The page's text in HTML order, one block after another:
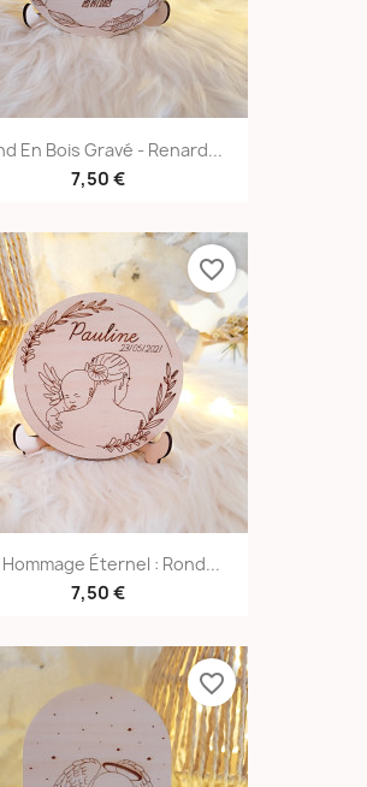
En Bois Gravé - Renard...
7,50 €
Hommage Éternel : Rond...
7,50 €
favorite_border
favorite_border